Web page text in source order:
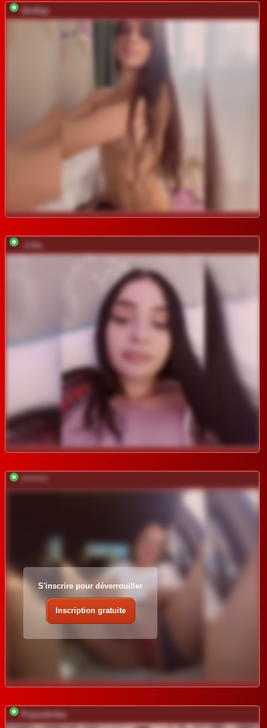
shottup
_Lina_
S'inscrire pour déverrouiller
Inscription gratuite
Pripev0chka